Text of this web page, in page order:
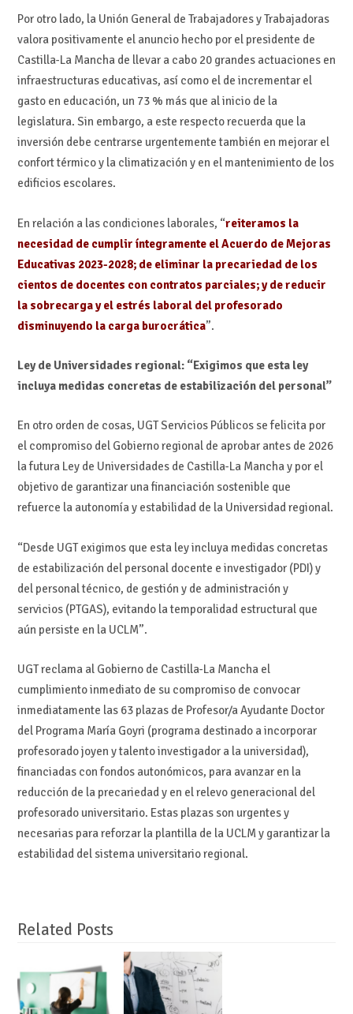
Por otro lado, la Unión General de Trabajadores y Trabajadoras
valora positivamente el anuncio hecho por el presidente de
Castilla-La Mancha de llevar a cabo 20 grandes actuaciones en
infraestructuras educativas, así como el de incrementar el
gasto en educación, un 73 % más que al inicio de la
legislatura. Sin embargo, a este respecto recuerda que la
inversión debe centrarse urgentemente también en mejorar el
confort térmico y la climatización y en el mantenimiento de los
edificios escolares.
En relación a las condiciones laborales, “reiteramos la
necesidad de cumplir íntegramente el Acuerdo de Mejoras
Educativas 2023-2028; de eliminar la precariedad de los
cientos de docentes con contratos parciales; y de reducir
la sobrecarga y el estrés laboral del profesorado
disminuyendo la carga burocrática”.
Ley de Universidades regional: “Exigimos que esta ley
incluya medidas concretas de estabilización del personal”
En otro orden de cosas, UGT Servicios Públicos se felicita por
el compromiso del Gobierno regional de aprobar antes de 2026
la futura Ley de Universidades de Castilla-La Mancha y por el
objetivo de garantizar una financiación sostenible que
refuerce la autonomía y estabilidad de la Universidad regional.
“Desde UGT exigimos que esta ley incluya medidas concretas
de estabilización del personal docente e investigador (PDI) y
del personal técnico, de gestión y de administración y
servicios (PTGAS), evitando la temporalidad estructural que
aún persiste en la UCLM”.
UGT reclama al Gobierno de Castilla-La Mancha el
cumplimiento inmediato de su compromiso de convocar
inmediatamente las 63 plazas de Profesor/a Ayudante Doctor
del Programa María Goyri (programa destinado a incorporar
profesorado joyen y talento investigador a la universidad),
financiadas con fondos autonómicos, para avanzar en la
reducción de la precariedad y en el relevo generacional del
profesorado universitario. Estas plazas son urgentes y
necesarias para reforzar la plantilla de la UCLM y garantizar la
estabilidad del sistema universitario regional.
Related Posts